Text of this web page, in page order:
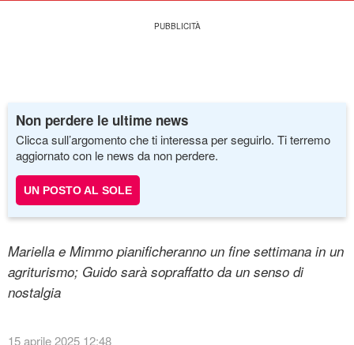
Non perdere le ultime news
Clicca sull’argomento che ti interessa per seguirlo. Ti terremo
aggiornato con le news da non perdere.
UN POSTO AL SOLE
Mariella e Mimmo pianificheranno un fine settimana in un
agriturismo; Guido sarà sopraffatto da un senso di
nostalgia
15 aprile 2025 12:48